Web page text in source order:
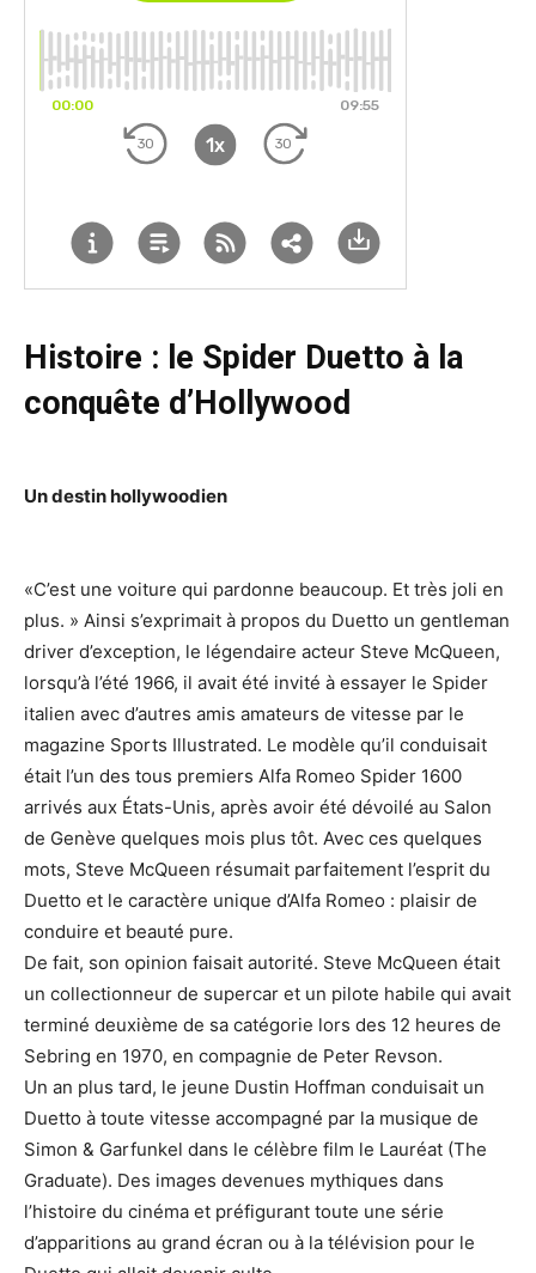
Histoire : le Spider Duetto à la
conquête d’Hollywood
Un destin hollywoodien
«C’est une voiture qui pardonne beaucoup. Et très joli en
plus. » Ainsi s’exprimait à propos du Duetto un gentleman
driver d’exception, le légendaire acteur Steve McQueen,
lorsqu’à l’été 1966, il avait été invité à essayer le Spider
italien avec d’autres amis amateurs de vitesse par le
magazine Sports Illustrated. Le modèle qu’il conduisait
était l’un des tous premiers Alfa Romeo Spider 1600
arrivés aux États-Unis, après avoir été dévoilé au Salon
de Genève quelques mois plus tôt. Avec ces quelques
mots, Steve McQueen résumait parfaitement l’esprit du
Duetto et le caractère unique d’Alfa Romeo : plaisir de
conduire et beauté pure.
De fait, son opinion faisait autorité. Steve McQueen était
un collectionneur de supercar et un pilote habile qui avait
terminé deuxième de sa catégorie lors des 12 heures de
Sebring en 1970, en compagnie de Peter Revson.
Un an plus tard, le jeune Dustin Hoffman conduisait un
Duetto à toute vitesse accompagné par la musique de
Simon & Garfunkel dans le célèbre film le Lauréat (The
Graduate). Des images devenues mythiques dans
l’histoire du cinéma et préfigurant toute une série
d’apparitions au grand écran ou à la télévision pour le